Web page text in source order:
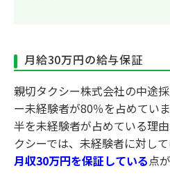
月給30万円の給与保証
親切タクシー株式会社の中途
ー未経験者が80％を占めてい
半を未経験者が占めている理
クシーでは、未経験者に対して
月収30万円を保証している点